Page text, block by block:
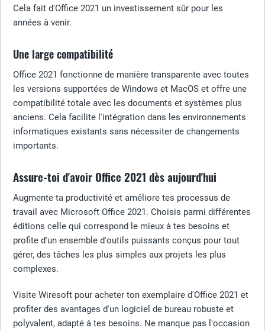
Cela fait d'Office 2021 un investissement sûr pour les
années à venir.
Une large compatibilité
Office 2021 fonctionne de manière transparente avec toutes
les versions supportées de Windows et MacOS et offre une
compatibilité totale avec les documents et systèmes plus
anciens. Cela facilite l'intégration dans les environnements
informatiques existants sans nécessiter de changements
importants.
Assure-toi d'avoir Office 2021 dès aujourd'hui
Augmente ta productivité et améliore tes processus de
travail avec Microsoft Office 2021. Choisis parmi différentes
éditions celle qui correspond le mieux à tes besoins et
profite d'un ensemble d'outils puissants conçus pour tout
gérer, des tâches les plus simples aux projets les plus
complexes.
Visite Wiresoft pour acheter ton exemplaire d'Office 2021 et
profiter des avantages d'un logiciel de bureau robuste et
polyvalent, adapté à tes besoins. Ne manque pas l'occasion